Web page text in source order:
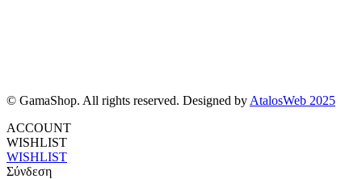
© GamaShop. All rights reserved. Designed by AtalosWeb 2025
ACCOUNT
WISHLIST
WISHLIST
Σύνδεση